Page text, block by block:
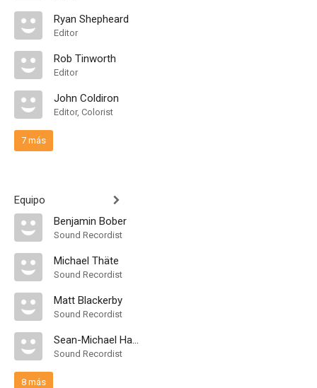
Ryan Shepheard
Editor
Rob Tinworth
Editor
John Coldiron
Editor, Colorist
7 más
Equipo
Benjamin Bober
Sound Recordist
Michael Thäte
Sound Recordist
Matt Blackerby
Sound Recordist
Sean-Michael Hamilton
Sound Recordist
8 más